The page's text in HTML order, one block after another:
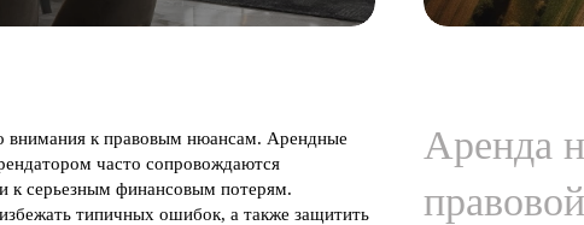
внимания к правовым нюансам. Арендные
часто сопровождаются
к серьезным финансовым потерям.
типичных ошибок, а также защитить
Аренда